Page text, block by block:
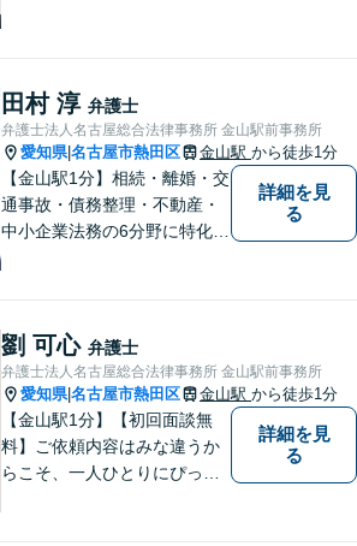
田村 淳 弁護士
弁護士法人名古屋総合法律事務所 金山駅前事務所
愛知県|名古屋市熱田区 金山駅 から徒歩1分
【金山駅1分】相続・離婚・交
通事故・債務整理・不動産・
中小企業法務の6分野に特化！
ーションを重視し、情報連携
を図りながら納得の解決へと
導いてまいります。
詳細を見
る
劉 可心 弁護士
弁護士法人名古屋総合法律事務所 金山駅前事務所
愛知県|名古屋市熱田区 金山駅 から徒歩1分
【金山駅1分】【初回面談無
料】ご依頼内容はみな違うか
らこそ、一人ひとりにぴった
詳細を見
る